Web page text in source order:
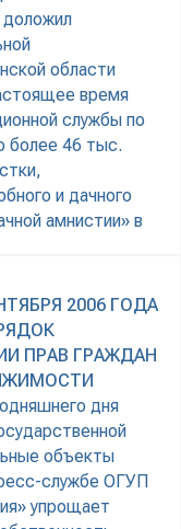
доложил
области
время
службы по
более 46 тыс.
и дачного
амнистии» в
2006 ГОДА
ПРАВ ГРАЖДАН
дня
объекты
службе ОГУП
упрощает